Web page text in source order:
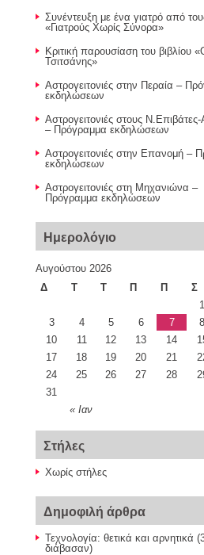
Συνέντευξη με ένα γιατρό από
«Γιατρούς Χωρίς Σύνορα»
Κριτική παρουσίαση του βιβλίου
Τσιτσάνης»
Αστρογειτονιές στην Περαία –
εκδηλώσεων
Αστρογειτονιές στους
– Πρόγραμμα εκδηλώσεων
Αστρογειτονιές στην Επανομή –
εκδηλώσεων
Αστρογειτονιές στη Μηχανιώνα –
Πρόγραμμα εκδηλώσεων
Ημερολόγιο
Αυγούστου 2026
Δ
Τ Τ Π Π Σ
« Ιαν
1
3
4 5 6 7 8
10
11 12 13 14
17
18 19 20 21
24
25 26 27 28
31
Στήλες
Χωρίς στήλες
Δημοφιλή άρθρα
Τεχνολογία: θετικά και αρνητικά
διάβασαν)